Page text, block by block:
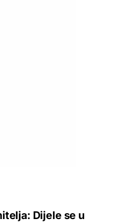
Dijele se u